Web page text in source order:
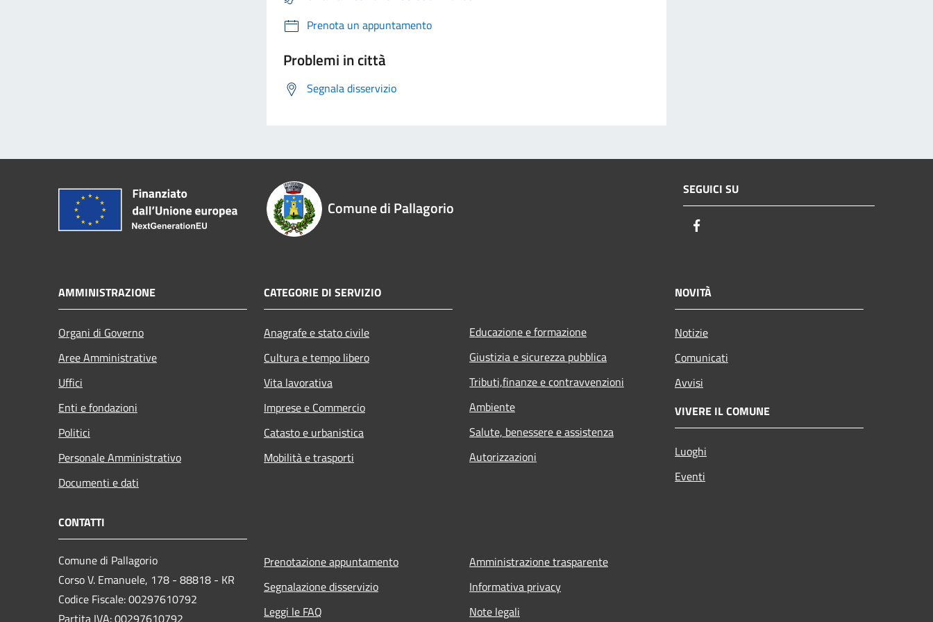
Prenota un appuntamento
Problemi in città
Segnala disservizio
Comune di Pallagorio
SEGUICI SU
AMMINISTRAZIONE
Organi di Governo
Aree Amministrative
Uffici
Enti e fondazioni
Politici
Personale Amministrativo
Documenti e dati
CATEGORIE DI SERVIZIO
Anagrafe e stato civile
Cultura e tempo libero
Vita lavorativa
Imprese e Commercio
Catasto e urbanistica
Mobilità e trasporti
Educazione e formazione
Giustizia e sicurezza pubblica
Tributi,finanze e contravvenzioni
Ambiente
Salute, benessere e assistenza
Autorizzazioni
NOVITÀ
Notizie
Comunicati
Avvisi
VIVERE IL COMUNE
Luoghi
Eventi
CONTATTI
Comune di Pallagorio
Corso V. Emanuele, 178 - 88818 - KR
Codice Fiscale: 00297610792
Partita IVA: 00297610792
Prenotazione appuntamento
Segnalazione disservizio
Leggi le FAQ
Amministrazione trasparente
Informativa privacy
Note legali